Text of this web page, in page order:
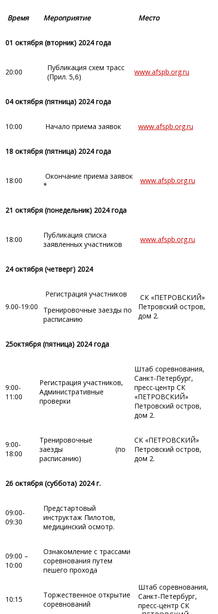
Время Мероприятие Место
01 октября (вторник) 2024 года
20:00
Публикация схем трасс
(Прил. 5,6)
www.afspb.org.ru
04 октября (пятница) 2024 года
10:00 Начало приема заявок www.afspb.org.ru
18 октября (пятница) 2024 года
18:00
Окончание приема заявок
*
www.afspb.org.ru
21 октября (понедельник) 2024 года
18:00
Публикация списка
заявленных участников
www.afspb.org.ru
24 октября (четверг) 2024
9.00-19:00
Регистрация участников
Тренировочные заезды по
расписанию
СК «ПЕТРОВСКИЙ»
Петровский остров,
дом 2.
25октября (пятница) 2024 года
9:00-
11:00
Регистрация участников,
Административные
проверки
Штаб соревнования,
Санкт-Петербург,
пресс-центр СК
«ПЕТРОВСКИЙ»
Петровский остров,
дом 2.
9:00-
18:00
Тренировочные
заезды (по
расписанию)
СК «ПЕТРОВСКИЙ»
Петровский остров,
дом 2.
26 октября (суббота) 2024 г.
09:00-
09:30
Предстартовый
инструктаж Пилотов,
медицинский осмотр.
Штаб соревнования,
Санкт-Петербург,
пресс-центр СК
09:00 –
10:00
Ознакомление с трассами
соревнования путем
пешего прохода
10:15
Торжественное открытие
соревнований